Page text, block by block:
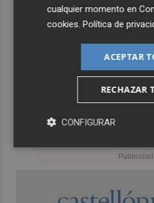
cualquier momento en
cookies.Política de
ACEPTAR
RECHAZAR
CONFIGURAR